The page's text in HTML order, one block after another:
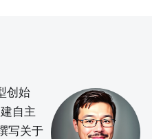
创始
自主
写关于